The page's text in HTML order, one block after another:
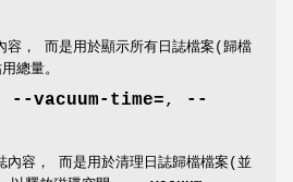
容， 而是用於顯示所有日誌檔案(歸檔
總量。
--vacuum-time=,
--
內容， 而是用於清理日誌歸檔檔案(並